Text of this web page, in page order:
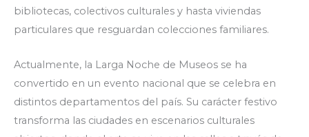
bibliotecas, colectivos culturales y hasta viviendas
particulares que resguardan colecciones familiares.
Actualmente, la Larga Noche de Museos se ha
convertido en un evento nacional que se celebra en
distintos departamentos del país. Su carácter festivo
transforma las ciudades en escenarios culturales